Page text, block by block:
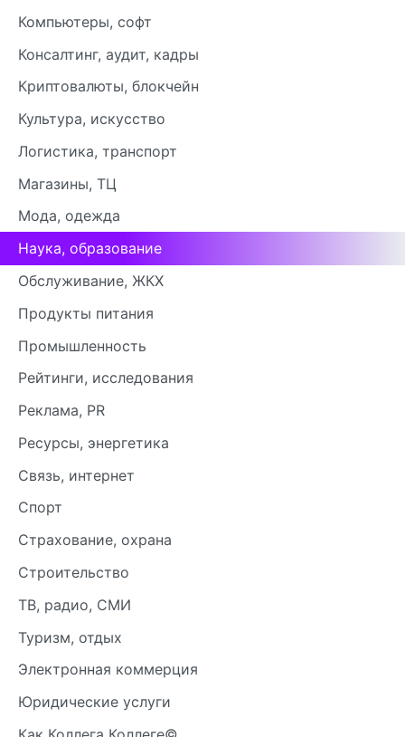
Компьютеры, софт
Консалтинг, аудит, кадры
Криптовалюты, блокчейн
Культура, искусство
Логистика, транспорт
Магазины, ТЦ
Мода, одежда
Наука, образование
Обслуживание, ЖКХ
Продукты питания
Промышленность
Рейтинги, исследования
Реклама, PR
Ресурсы, энергетика
Связь, интернет
Спорт
Страхование, охрана
Строительство
ТВ, радио, СМИ
Туризм, отдых
Электронная коммерция
Юридические услуги